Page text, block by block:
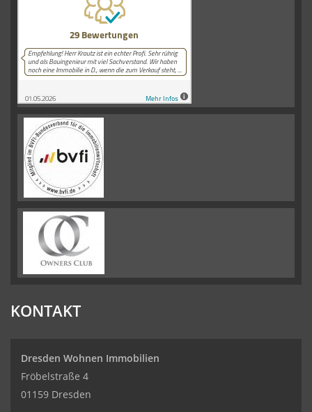
KONTAKT
Dresden Wohnen Immobilien
Fröbelstraße 4
01159 Dresden